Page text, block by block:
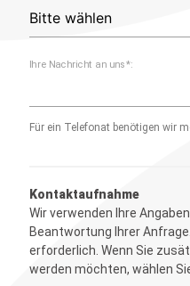
Ihre Nachricht an uns*:
Für ein Telefonat benötigen wir
Kontaktaufnahme
Wir verwenden Ihre
Beantwortung Ihrer
erforderlich. Wenn Sie
werden möchten, wählen